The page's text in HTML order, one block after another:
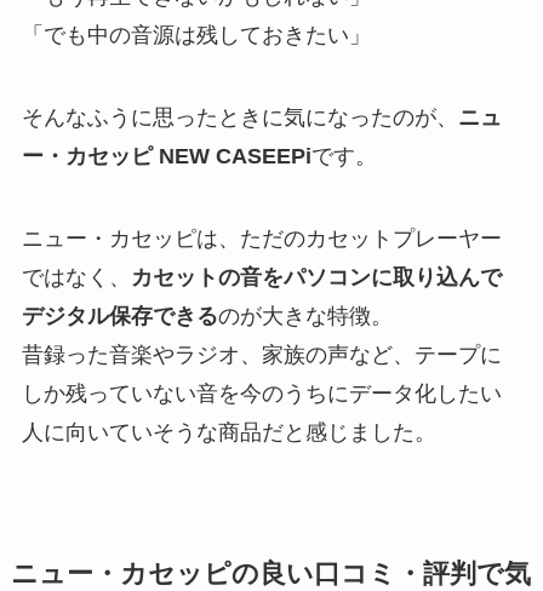
「でも中の音源は残しておきたい」
そんなふうに思ったときに気になったのが、 ニュ
ー・カセッピ NEW CASEEPiです。
ニュー・カセッピは、ただのカセットプレーヤー
ではなく、
カセットの音をパソコンに取り込んで
デジタル保存できるのが大きな特徴。
昔録った音楽やラジオ、家族の声など、テープに
しか残っていない音を今のうちにデータ化したい
人に向いていそうな商品だと感じました。
ニュー・カセッピの良い口コミ・評判で気